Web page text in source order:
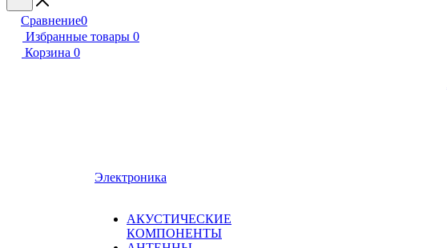
Сравнение0
Избранные товары 0
Корзина 0
Электроника
АКУСТИЧЕСКИЕ
КОМПОНЕНТЫ